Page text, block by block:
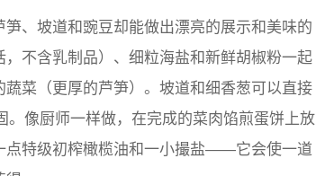
、坡道和豌豆却能做出漂亮的展示和美味的
不含乳制品）、细粒海盐和新鲜胡椒粉一起
菜（更厚的芦笋）。坡道和细香葱可以直接
像厨师一样做，在完成的菜肉馅煎蛋饼上放
点特级初榨橄榄油和一小撮盐——它会使一道